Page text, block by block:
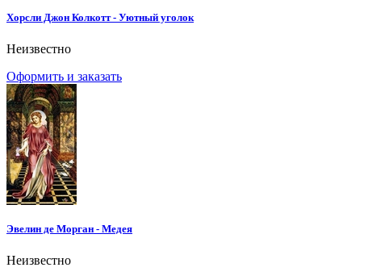
Хорсли Джон Колкотт - Уютный уголок
Неизвестно
Оформить и заказать
Эвелин де Морган - Медея
Неизвестно